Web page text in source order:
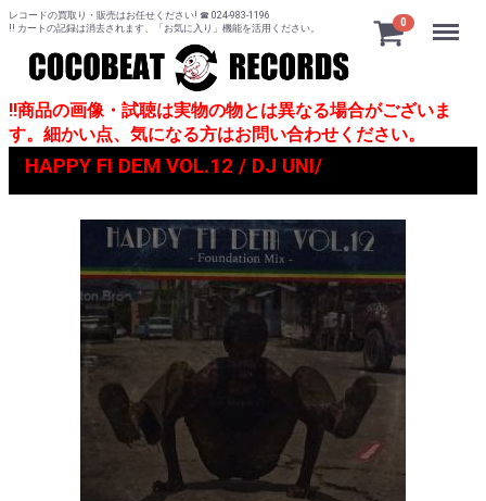
レコードの買取り・販売はお任せください! ☎ 024-983-1196
!! カートの記録は消去されます、「お気に入り」機能を活用ください。
0 Menu
!!商品の画像・試聴は実物の物とは異なる場合がございま
す。細かい点、気になる方はお問い合わせください。
HAPPY FI DEM VOL.12 / DJ UNI/